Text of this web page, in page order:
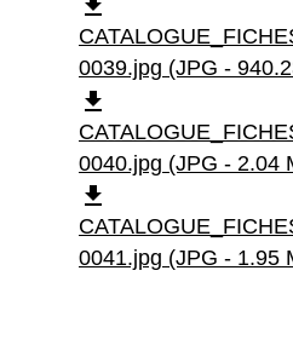
file_download
0039.jpg (JPG -
file_download
0040.jpg (JPG - 2.04
file_download
0041.jpg (JPG - 1.95